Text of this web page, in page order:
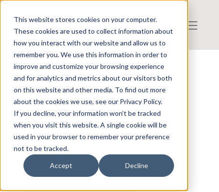
This website stores cookies on your computer.
These cookies are used to collect information about
how you interact with our website and allow us to
remember you. We use this information in order to
improve and customize your browsing experience
and for analytics and metrics about our visitors both
on this website and other media. To find out more
about the cookies we use, see our Privacy Policy.
If you decline, your information won’t be tracked
when you visit this website. A single cookie will be
used in your browser to remember your preference
not to be tracked.
Accept Decline
NYHETER ÖVERSIKT
Visa även historiska bolag
WHITE PEBBLES
×
KATEGORI